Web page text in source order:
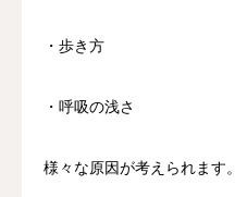
・歩き方
・呼吸の浅さ
様々な原因が考えられます。